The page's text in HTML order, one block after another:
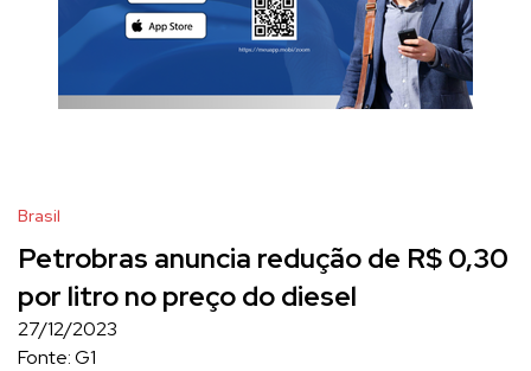
Brasil
Petrobras anuncia redução de R$ 0,30
por litro no preço do diesel
27/12/2023
Fonte: G1